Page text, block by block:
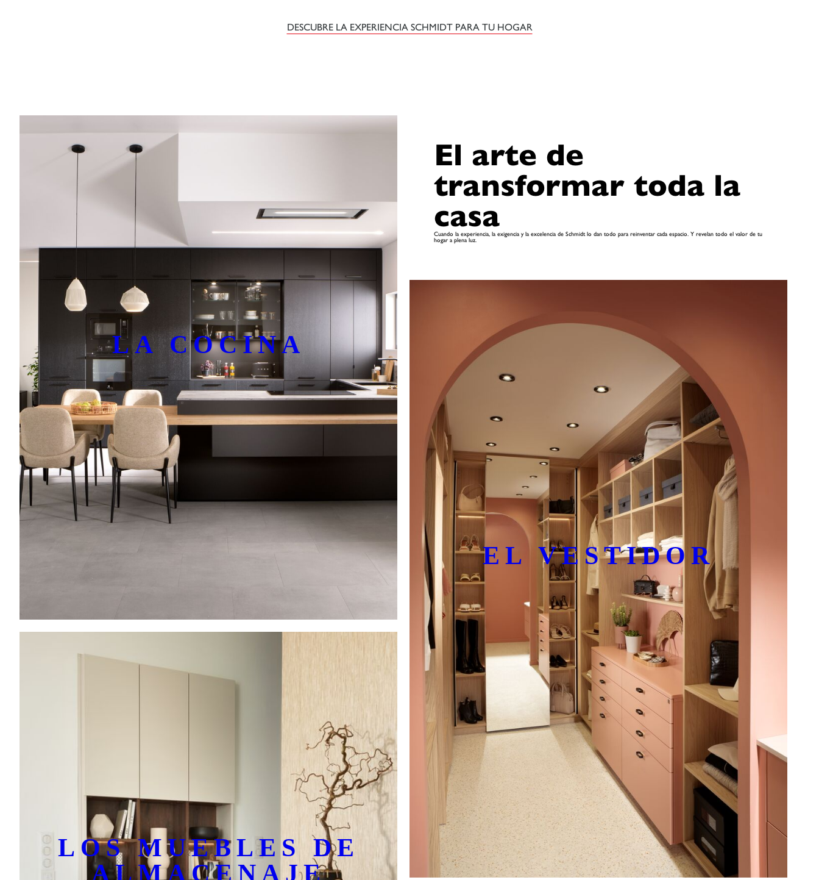
DESCUBRE LA EXPERIENCIA SCHMIDT PARA TU HOGAR
El arte de
transformar toda la
casa
Cuando la experiencia, la exigencia y la excelencia de Schmidt lo dan todo para reinventar cada espacio. Y revelan todo el valor de tu
hogar a plena luz.
LA COCINA
EL VESTIDOR
LOS MUEBLES DE
ALMACENAJE